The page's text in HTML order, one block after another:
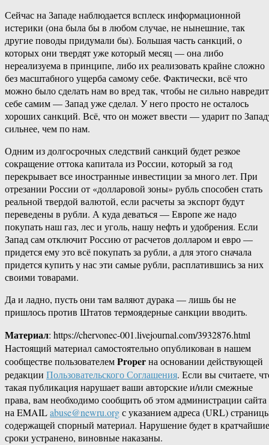
Сейчас на Западе наблюдается всплеск информационной
истерики (она была бы в любом случае, не нынешние, так
другие поводы придумали бы). Большая часть санкций, о
которых они твердят уже который месяц — она либо
нереализуема в принципе, либо их реализовать крайне сложно
без масштабного ущерба самому себе. Фактически, всё что
можно было сделать нам во вред так, чтобы не сильно
себе самим — Запад уже сделал. У него просто не осталось
хороших санкций. Всё, что он может ввести — ударит по
сильнее, чем по нам.
Одним из долгосрочных следствий санкций будет резкое
сокращение оттока капитала из России, который за год
перекрывает все иностранные инвестиции за много лет. При
отрезании России от «долларовой зоны» рубль способен стать
реальной твердой валютой, если расчеты за экспорт будут
переведены в рубли. А куда деваться — Европе же надо
покупать наш газ, лес и уголь, нашу нефть и удобрения. Если
Запад сам отключит Россию от расчетов долларом и евро —
придется ему это всё покупать за рубли, а для этого сначала
придется купить у нас эти самые рубли, расплатившись за них
своими товарами.
Да и ладно, пусть они там валяют дурака — лишь бы не
пришлось против Штатов термоядерные санкции вводить.
Материал: https://chervonec-001.livejournal.com/3932876.html
Настоящий материал самостоятельно опубликован в нашем
сообществе пользователемProperна основании действующей
редакции Пользовательского Соглашения. Если вы считаете,
такая публикация нарушает ваши авторские и/или смежные
права, вам необходимо сообщить об этом администрации сайта
на EMAILabuse@newru.orgс указанием адреса (URL)
содержащей спорный материал. Нарушение будет в кратчайшие
сроки устранено, виновные наказаны.